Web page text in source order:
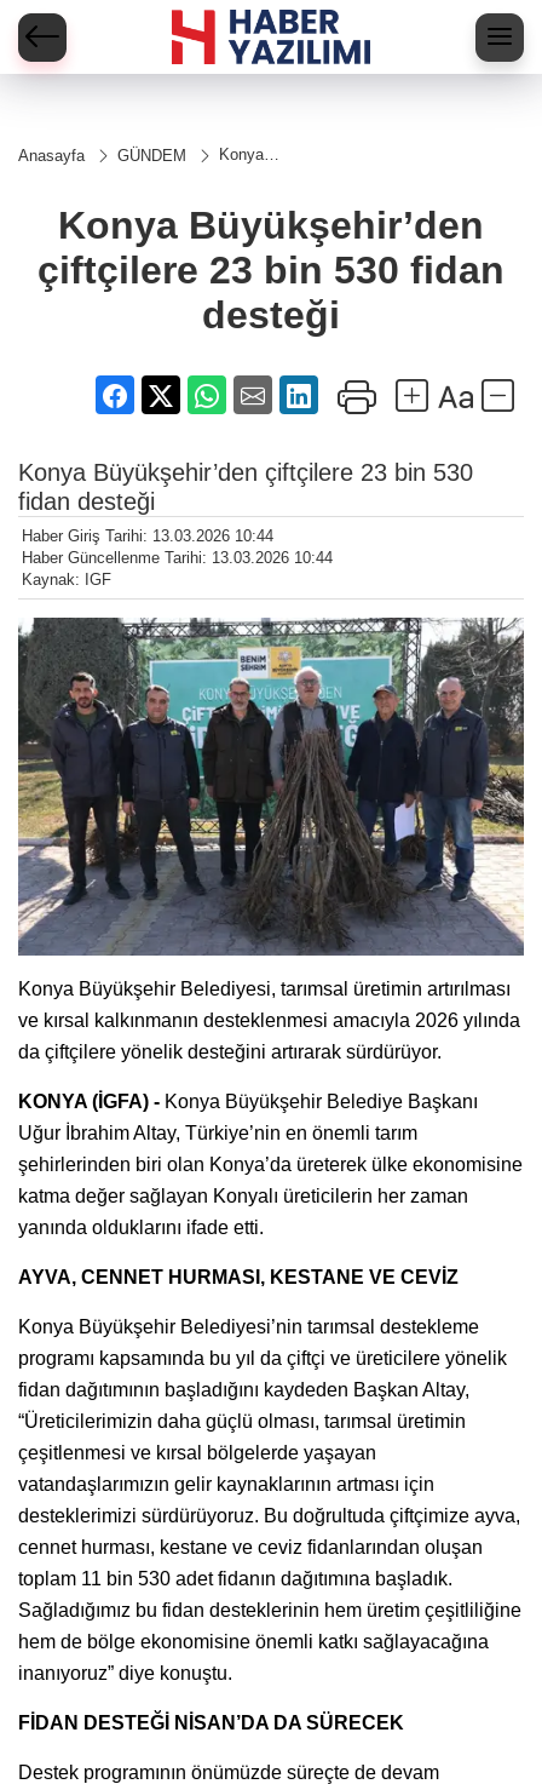
Anasayfa GÜNDEM
Konya
530 fidan
desteği
Konya Büyükşehir’den
çiftçilere 23 bin 530 fidan
desteği
Konya Büyükşehir’den çiftçilere 23 bin 530
fidan desteği
Haber Giriş Tarihi: 13.03.2026 10:44
Haber Güncellenme Tarihi: 13.03.2026 10:44
Kaynak: IGF
Konya Büyükşehir Belediyesi, tarımsal üretimin artırılması
ve kırsal kalkınmanın desteklenmesi amacıyla 2026 yılında
da çiftçilere yönelik desteğini artırarak sürdürüyor.
KONYA (İGFA) - Konya Büyükşehir Belediye Başkanı
Uğur İbrahim Altay, Türkiye’nin en önemli tarım
şehirlerinden biri olan Konya’da üreterek ülke ekonomisine
katma değer sağlayan Konyalı üreticilerin her zaman
yanında olduklarını ifade etti.
AYVA, CENNET HURMASI, KESTANE VE CEVİZ
Konya Büyükşehir Belediyesi’nin tarımsal destekleme
programı kapsamında bu yıl da çiftçi ve üreticilere yönelik
fidan dağıtımının başladığını kaydeden Başkan Altay,
“Üreticilerimizin daha güçlü olması, tarımsal üretimin
çeşitlenmesi ve kırsal bölgelerde yaşayan
vatandaşlarımızın gelir kaynaklarının artması için
desteklerimizi sürdürüyoruz. Bu doğrultuda çiftçimize ayva,
cennet hurması, kestane ve ceviz fidanlarından oluşan
toplam 11 bin 530 adet fidanın dağıtımına başladık.
Sağladığımız bu fidan desteklerinin hem üretim çeşitliliğine
hem de bölge ekonomisine önemli katkı sağlayacağına
inanıyoruz” diye konuştu.
FİDAN DESTEĞİ NİSAN’DA DA SÜRECEK
Destek programının önümüzde süreçte de devam